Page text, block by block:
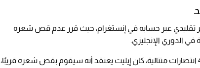
تقليدي عبر حسابه في إنستغرام، حيث قرر عدم قص شعره
الدوري الإنجليزي.
وعندما قاد المدرب المؤقت مايكل كاريك الفريق إلى 4 انتصارات متتالية، كان إيليت يعتقد أنه سيقوم بقص شعره قريبًا،